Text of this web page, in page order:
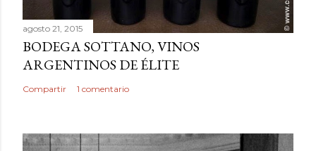
agosto 21, 2015
BODEGA SOTTANO, VINOS
ARGENTINOS DE ÉLITE
Compartir 1 comentario